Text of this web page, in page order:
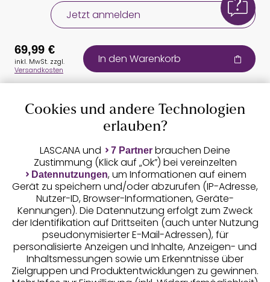
Jetzt anmelden
Auszeichnungen
Geprüfte Sicherheit
69,99 €
inkl. MwSt. zzgl.
Versandkosten
In den Warenkorb
Cookies und andere Technologien
erlauben?
LASCANA und 7 Partner brauchen Deine
Zustimmung (Klick auf „Ok”) bei vereinzelten
Datennutzungen, um Informationen auf einem
Gerät zu speichern und/oder abzurufen (IP-Adresse,
Nutzer-ID, Browser-Informationen, Geräte-
Kennungen). Die Datennutzung erfolgt zum Zweck
der Identifikation auf Drittseiten (auch unter Nutzung
pseudonymisierter E-Mail-Adressen), für
personalisierte Anzeigen und Inhalte, Anzeigen- und
Inhaltsmessungen sowie um Erkenntnisse über
Zielgruppen und Produktentwicklungen zu gewinnen.